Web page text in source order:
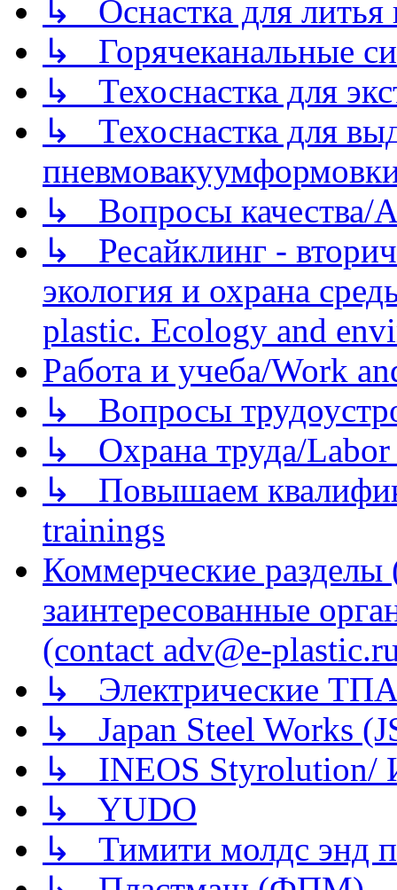
↳ Оснастка для литья
↳ Горячеканальные
↳ Техоснастка для
↳ Техоснастка для
↳ Вопросы качества/
↳ Ресайклинг -
экология и охрана
plastic. Ecology and
Работа и учеба/Work
↳ Вопросы
↳ Охрана труда/Labor
↳ Повышаем
trainings
Коммерческие
заинтересованные
(contact adv@e-
↳ Электрические
↳ Japan Steel Works
↳ INEOS
↳ YUDO
↳ Тимити молдс энд